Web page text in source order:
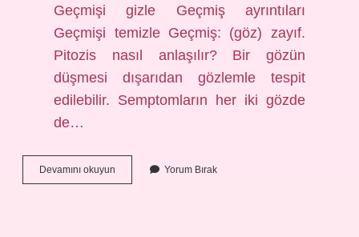
Geçmişi gizle Geçmiş ayrıntıları
Geçmişi temizle Geçmiş: (göz) zayıf.
Pitozis nasıl anlaşılır? Bir gözün
düşmesi dışarıdan gözlemle tespit
edilebilir. Semptomların her iki gözde
de…
Devamını okuyun
Aygın
Yorum Bırak